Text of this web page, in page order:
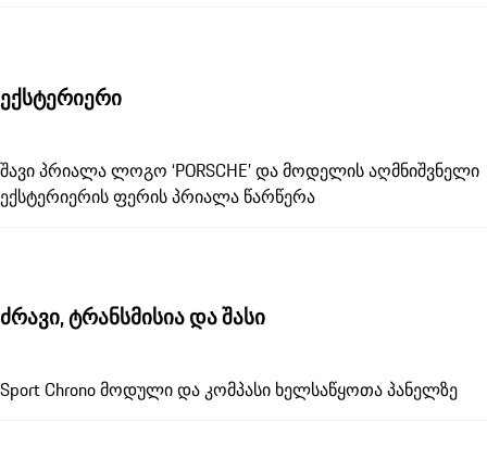
ექსტერიერი
შავი პრიალა ლოგო ‘PORSCHE’ და მოდელის აღმნიშვნელი
ექსტერიერის ფერის პრიალა წარწერა
ძრავი, ტრანსმისია და შასი
Sport Chrono მოდული და კომპასი ხელსაწყოთა პანელზე